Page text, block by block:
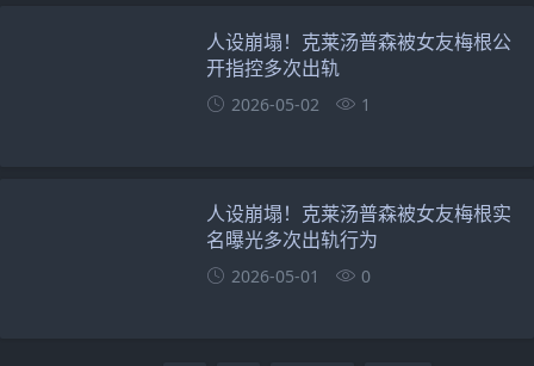
人设崩塌！克莱汤普森被女友梅根公
开指控多次出轨
2026-05-02 1
人设崩塌！克莱汤普森被女友梅根实
名曝光多次出轨行为
2026-05-01 0